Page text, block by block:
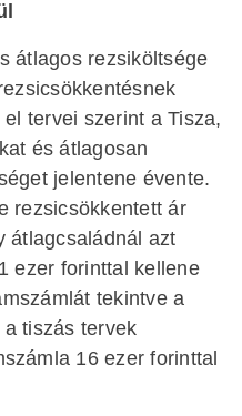
átlagos rezsiköltsége
tervei szerint a Tisza,
és átlagosan
jelentene évente.
rezsicsökkentett ár
átlagcsaládnál azt
ezer forinttal kellene
tekintve a
tiszás tervek
16 ezer forinttal